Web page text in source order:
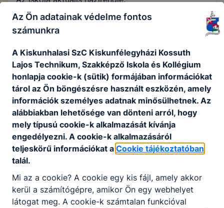
Letölthető link: Házirend
Az Ön adatainak védelme fontos
számunkra
A Kiskunhalasi SzC Kiskunfélegyházi Kossuth
Lajos Technikum, Szakképző Iskola és Kollégium
honlapja cookie-k (sütik) formájában információkat
tárol az Ön böngészésre használt eszközén, amely
információk személyes adatnak minősülhetnek. Az
alábbiakban lehetősége van dönteni arról, hogy
mely típusú cookie-k alkalmazását kívánja
engedélyezni. A cookie-k alkalmazásáról
teljeskörű információkat a Cookie tájékoztatóban
talál.
Mi az a cookie? A cookie egy kis fájl, amely akkor
kerül a számítógépre, amikor Ön egy webhelyet
látogat meg. A cookie-k számtalan funkcióval